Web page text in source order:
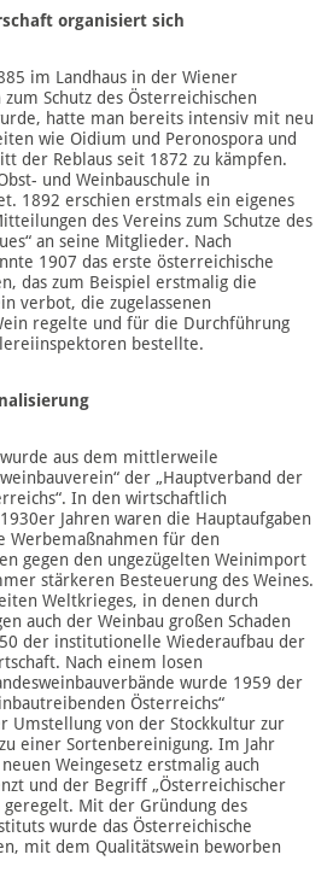
organisiert sich
im Landhaus in der Wiener
Schutz des Österreichischen
hatte man bereits intensiv mit neu
wie Oidium und Peronospora und
der Reblaus seit 1872 zu kämpfen.
und Weinbauschule in
1892 erschien erstmals ein eigenes
des Vereins zum Schutze des
an seine Mitglieder. Nach
1907 das erste österreichische
das zum Beispiel erstmalig die
verbot, die zugelassenen
regelte und für die Durchführung
bestellte.
aus dem mittlerweile
der „Hauptverband der
In den wirtschaftlich
Jahren waren die Hauptaufgaben
Werbemaßnahmen für den
gegen den ungezügelten Weinimport
stärkeren Besteuerung des Weines.
Weltkrieges, in denen durch
auch der Weinbau großen Schaden
der institutionelle Wiederaufbau der
Nach einem losen
wurde 1959 der
Österreichs“
Umstellung von der Stockkultur zur
einer Sortenbereinigung. Im Jahr
Weingesetz erstmalig auch
und der Begriff „Österreichischer
geregelt. Mit der Gründung des
wurde das Österreichische
mit dem Qualitätswein beworben